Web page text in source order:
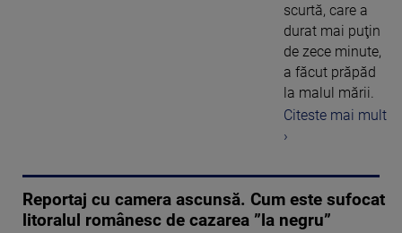
scurtă, care a
durat mai puţin
de zece minute,
a făcut prăpăd
la malul mării.
Citeste mai mult
›
Reportaj cu camera ascunsă. Cum este sufocat
litoralul românesc de cazarea ”la negru”